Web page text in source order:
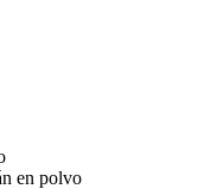
en polvo